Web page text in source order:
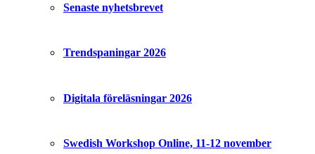
Senaste nyhetsbrevet
Trendspaningar 2026
Digitala föreläsningar 2026
Swedish Workshop Online, 11-12 november